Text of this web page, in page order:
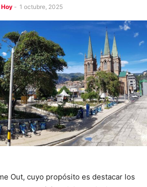
- 1 octubre, 2025
Out, cuyo propósito es destacar los